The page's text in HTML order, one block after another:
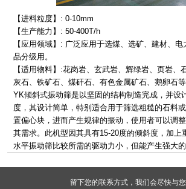
【进料粒度】: 0-10mm
【生产能力】: 50-400T/h
【应用领域】: 广泛应用于选煤、选矿、建材、
品分级用。
【适用物料】:花岗岩、玄武岩、辉绿岩、页岩、
灰石、铁矿石、煤矸石、有色金属矿石、鹅卵石等
YK倾斜式振动筛是以坚固的结构制造完成，并设
度，其设计简单，特别适合用于筛选粗糙的石料
置偏心块，进而产生规律的振动，使用者可以调
其需求。此机型因其具有15-20度的倾斜度，加上
水平振动筛比较所需的驱动力小，但能产生强大的
留下您的联系方式，我们会尽快与